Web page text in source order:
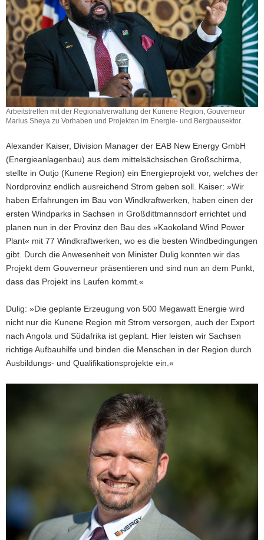
Arbeitstreffen mit der Regionalverwaltung der Kunene Region, Gouverneur
Marius Sheya zu Vorhaben und Projekten im Energie- und Bergbausektor.
Alexander Kaiser, Division Manager der EAB New Energy GmbH
(Energieanlagenbau) aus dem mittelsächsischen Großschirma,
stellte in Outjo (Kunene Region) ein Energieprojekt vor, welches der
Nordprovinz endlich ausreichend Strom geben soll. Kaiser: »Wir
haben Erfahrungen im Bau von Windkraftwerken, haben einen der
ersten Windparks in Sachsen in Großdittmannsdorf errichtet und
planen nun in der Provinz den Bau des »Kaokoland Wind Power
Plant« mit 77 Windkraftwerken, wo es die besten Windbedingungen
gibt. Durch die Anwesenheit von Minister Dulig konnten wir das
Projekt dem Gouverneur präsentieren und sind nun an dem Punkt,
dass das Projekt ins Laufen kommt.«
Dulig: »Die geplante Erzeugung von 500 Megawatt Energie wird
nicht nur die Kunene Region mit Strom versorgen, auch der Export
nach Angola und Südafrika ist geplant. Hier leisten wir Sachsen
richtige Aufbauhilfe und binden die Menschen in der Region durch
Ausbildungs- und Qualifikationsprojekte ein.«